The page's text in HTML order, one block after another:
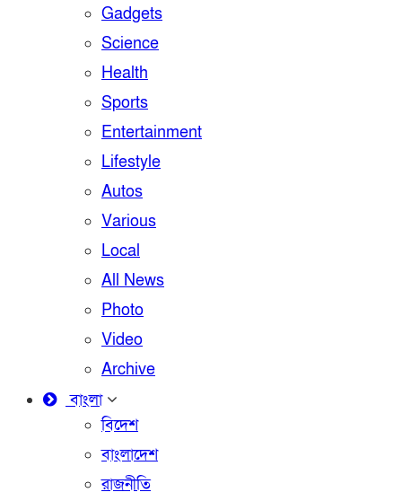
Gadgets
Science
Health
Sports
Entertainment
Lifestyle
Autos
Various
Local
All News
Photo
Video
Archive
বাংলা
বিদেশ
বাংলাদেশ
রাজনীতি